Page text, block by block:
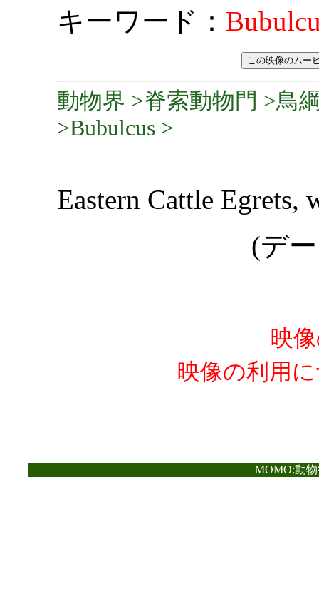
キーワード：
動物界 >脊索動物門 >鳥
>Bubulcus >
Eastern Cattle
(デ
映
映像の利用
MOMO:動